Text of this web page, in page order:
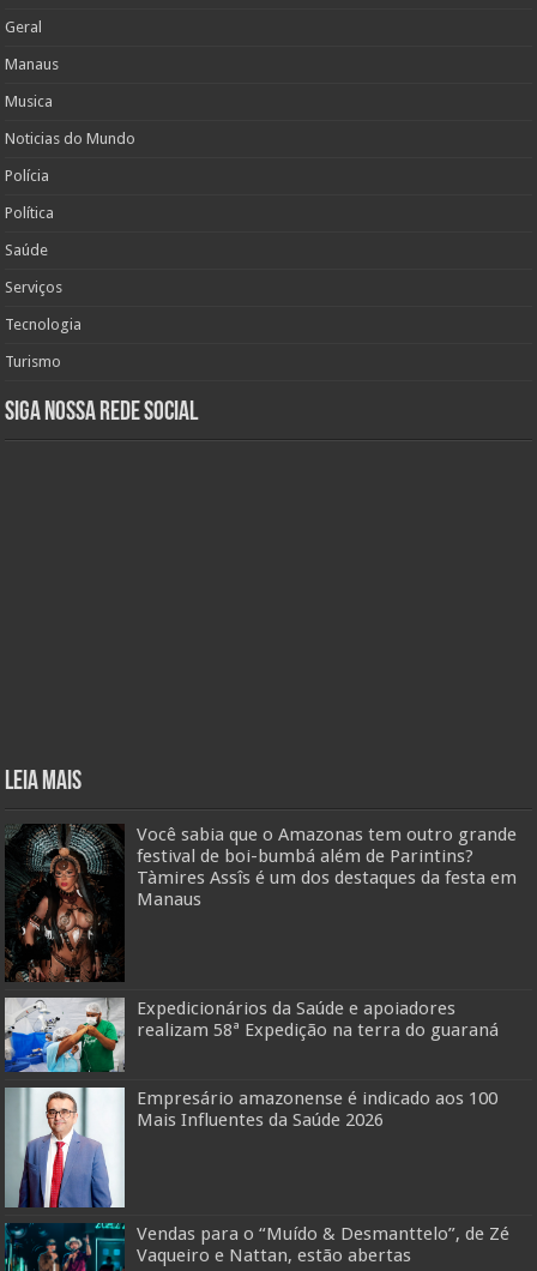
Geral
Manaus
Musica
Noticias do Mundo
Polícia
Política
Saúde
Serviços
Tecnologia
Turismo
Siga nossa rede social
Leia mais
Você sabia que o Amazonas tem outro grande
festival de boi-bumbá além de Parintins?
Tàmires Assîs é um dos destaques da festa em
Manaus
Expedicionários da Saúde e apoiadores
realizam 58ª Expedição na terra do guaraná
Empresário amazonense é indicado aos 100
Mais Influentes da Saúde 2026
Vendas para o “Muído & Desmanttelo”, de Zé
Vaqueiro e Nattan, estão abertas